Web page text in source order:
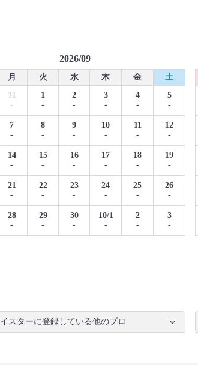
2026/09
月 火 水 木 金
土
31
-
1
-
2
-
3
-
4
-
5
-
7
-
8
-
9
-
10
-
11
-
12
-
14
-
15
-
16
-
17
-
18
-
19
-
21
-
22
-
23
-
24
-
25
-
26
-
28
-
29
-
30
-
10/1
-
2
-
3
-
スターに登録している他のプロ